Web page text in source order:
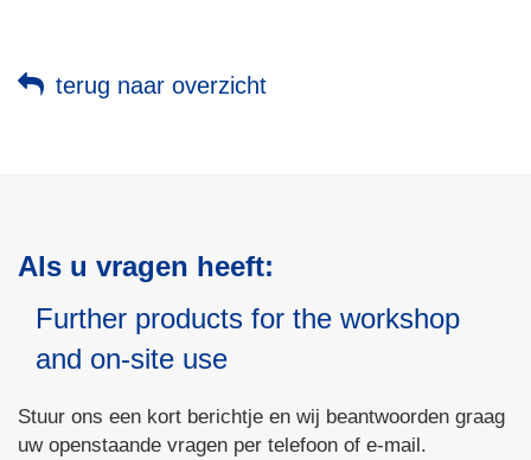
terug naar overzicht
Als u vragen heeft:
Further products for the workshop
and on-site use
Stuur ons een kort berichtje en wij beantwoorden graag
uw openstaande vragen per telefoon of e-mail.